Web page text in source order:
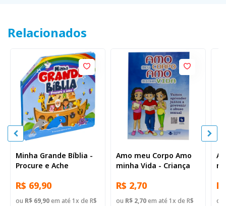
Relacionados
Minha Grande Bíblia -
Procure e Ache
R$ 69,90
ou R$ 69,90em até 1x de R$
Amo meu Corpo Amo
minha Vida - Criança
R$ 2,70
ou R$ 2,70em até 1x de R$
ou